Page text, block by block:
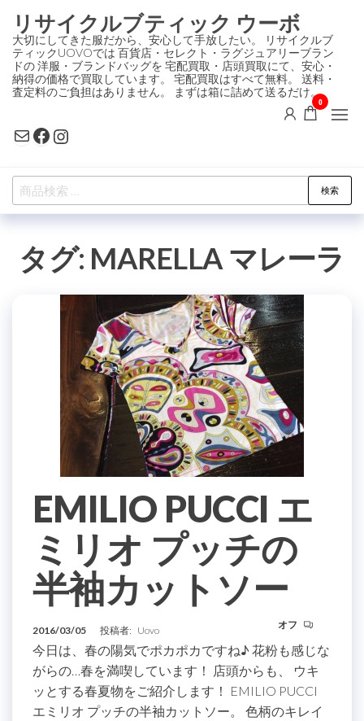
ン
テ
ン
ツ
プ
リサイクルブティック ウーボ
大切にしてきた服だから、安心して手放したい。 リサイクルブ
ティックUOVOでは 百貨店・セレクト・ラグジュアリーブラン
ドの 洋服・ブランドバッグを 宅配買取・店頭買取にて、安心・
納得の価格で買取しています。 宅配買取はすべて無料。 送料・
査定料のご負担はありません。 まずは箱に詰めて送るだけ。
MailFacebook
Instagram
0
検
索
象:
検索
タグ: MARELLA マレーラ
EMILIO PUCCI エ
ミリオ プッチの
半袖カットソー
2016/03/05 投稿者: Uovo オフ
今日は、春の陽気でポカポカですね♪ 花粉も感じな
がらの…春を満喫しています！ 店頭からも、 ウキ
ッとする春夏物をご紹介します！ EMILIO PUCCI
エミリオ プッチの半袖カットソー。 色柄のキレイ